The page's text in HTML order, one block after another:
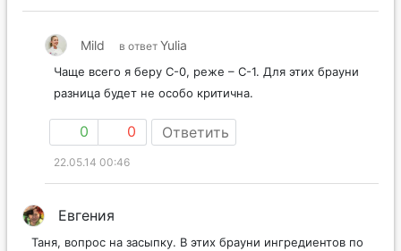
Mild в ответ Yulia
Чаще всего я беру С-0, реже – С-1. Для этих брауни
разница будет не особо критична.
0 0 Ответить
22.05.14 00:46
Евгения
Таня, вопрос на засыпку. В этих брауни ингредиентов по